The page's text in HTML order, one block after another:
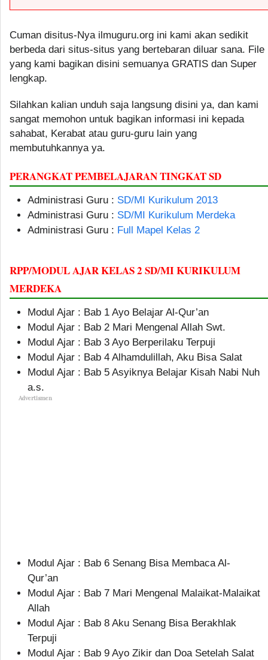
Cuman disitus-Nya ilmuguru.org ini kami akan sedikit
berbeda dari situs-situs yang bertebaran diluar sana. File
yang kami bagikan disini semuanya GRATIS dan Super
lengkap.
Silahkan kalian unduh saja langsung disini ya, dan kami
sangat memohon untuk bagikan informasi ini kepada
sahabat, Kerabat atau guru-guru lain yang
membutuhkannya ya.
PERANGKAT PEMBELAJARAN TINGKAT SD
Administrasi Guru : SD/MI Kurikulum 2013
Administrasi Guru : SD/MI Kurikulum Merdeka
Administrasi Guru : Full Mapel Kelas 2
RPP/MODUL AJAR KELAS 2 SD/MI KURIKULUM
MERDEKA
Modul Ajar : Bab 1 Ayo Belajar Al-Qur’an
Modul Ajar : Bab 2 Mari Mengenal Allah Swt.
Modul Ajar : Bab 3 Ayo Berperilaku Terpuji
Modul Ajar : Bab 4 Alhamdulillah, Aku Bisa Salat
Modul Ajar : Bab 5 Asyiknya Belajar Kisah Nabi Nuh
a.s.
Advertismen
Modul Ajar : Bab 6 Senang Bisa Membaca Al-
Qur’an
Modul Ajar : Bab 7 Mari Mengenal Malaikat-Malaikat
Allah
Modul Ajar : Bab 8 Aku Senang Bisa Berakhlak
Terpuji
Modul Ajar : Bab 9 Ayo Zikir dan Doa Setelah Salat